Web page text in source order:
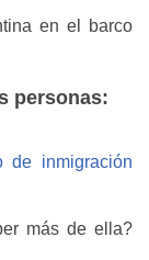
en el barco
personas:
de inmigración
más de ella?